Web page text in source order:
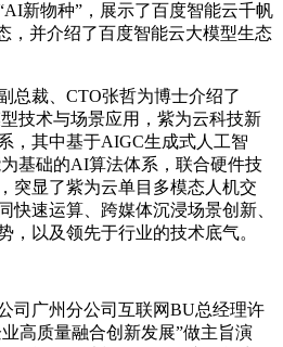
新物种”，展示了百度智能云千帆
，并介绍了百度智能云大模型生态
总裁、CTO张哲为博士介绍了
技术与场景应用，紫为云科技新
，其中基于AIGC生成式人工智
基础的AI算法体系，联合硬件技
突显了紫为云单目多模态人机交
快速运算、跨媒体沉浸场景创新、
，以及领先于行业的技术底气。
司广州分公司互联网BU总经理许
高质量融合创新发展”做主旨演